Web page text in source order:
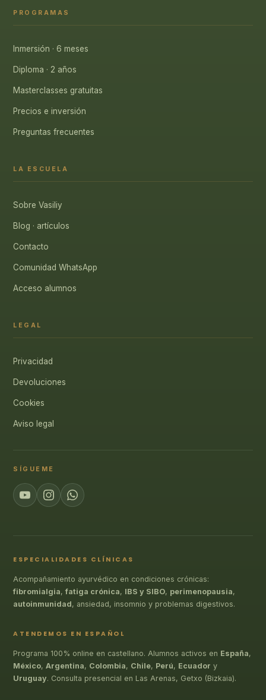
PROGRAMAS
Inmersión · 6 meses
Diploma · 2 años
Masterclasses gratuitas
Precios e inversión
Preguntas frecuentes
LA ESCUELA
Sobre Vasiliy
Blog · artículos
Contacto
Comunidad WhatsApp
Acceso alumnos
LEGAL
Privacidad
Devoluciones
Cookies
Aviso legal
SÍGUEME
ESPECIALIDADES CLÍNICAS
Acompañamiento ayurvédico en condiciones crónicas:
fibromialgia,fatiga crónica, IBS y SIBO, perimenopausia,
autoinmunidad, ansiedad, insomnio y problemas digestivos.
ATENDEMOS EN ESPAÑOL
Programa 100% online en castellano. Alumnos activos en España,
México, Argentina, Colombia, Chile, Perú, Ecuador y
Uruguay. Consulta presencial en Las Arenas, Getxo (Bizkaia).